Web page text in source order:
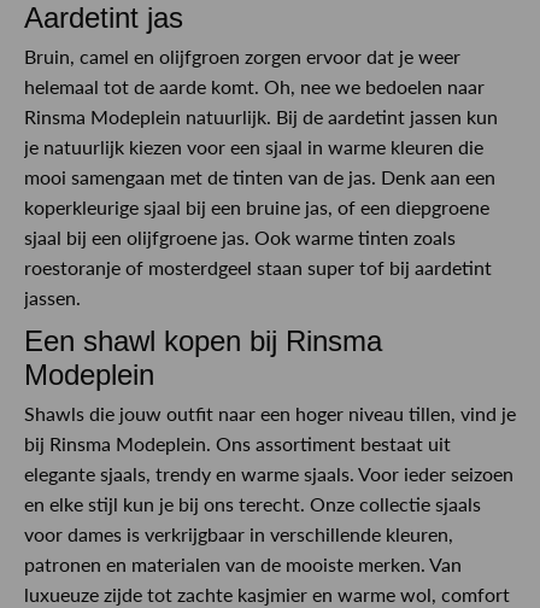
Aardetint jas
Bruin, camel en olijfgroen zorgen ervoor dat je weer
helemaal tot de aarde komt. Oh, nee we bedoelen naar
Rinsma Modeplein natuurlijk. Bij de aardetint jassen kun
je natuurlijk kiezen voor een sjaal in warme kleuren die
mooi samengaan met de tinten van de jas. Denk aan een
koperkleurige sjaal bij een bruine jas, of een diepgroene
sjaal bij een olijfgroene jas. Ook warme tinten zoals
roestoranje of mosterdgeel staan super tof bij aardetint
jassen.
Een shawl kopen bij Rinsma
Modeplein
Shawls die jouw outfit naar een hoger niveau tillen, vind je
bij Rinsma Modeplein. Ons assortiment bestaat uit
elegante sjaals, trendy en warme sjaals. Voor ieder seizoen
en elke stijl kun je bij ons terecht. Onze collectie sjaals
voor dames is verkrijgbaar in verschillende kleuren,
patronen en materialen van de mooiste merken. Van
luxueuze zijde tot zachte kasjmier en warme wol, comfort